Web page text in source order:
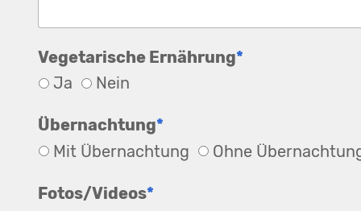
Pflichtfeld
Vegetarische Ernährung*
Ja
Nein
Pflichtfeld
Übernachtung*
Mit Übernachtung
Ohne
Pflichtfeld
Fotos/Videos*